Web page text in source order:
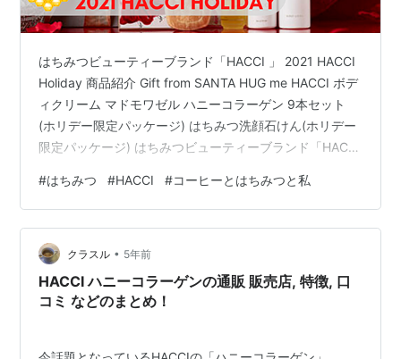
はちみつビューティーブランド「HACCI 」 2021 HACCI
Holiday 商品紹介 Gift from SANTA HUG me HACCI ボデ
ィクリーム マドモワゼル ハニーコラーゲン 9本セット
(ホリデー限定パッケージ) はちみつ洗顔石けん(ホリデー
限定パッケージ) はちみつビューティーブランド「HACCI
重県の老舗養蜂園「水谷養蜂園」の長女として誕生しま
した。 2004年に会社を設立し「HACCI 1912」を立ち上
げました。 産湯にはちみつを使い、おやつにはロイヤル
ゼリーという、はちみつのよさを熟知し…
#はちみつ #HACCI #コーヒーとはちみつと私
クラスル • 5年前
HACCI ハニーコラーゲンの通販 販売店, 特徴, 口
コミ などのまとめ！